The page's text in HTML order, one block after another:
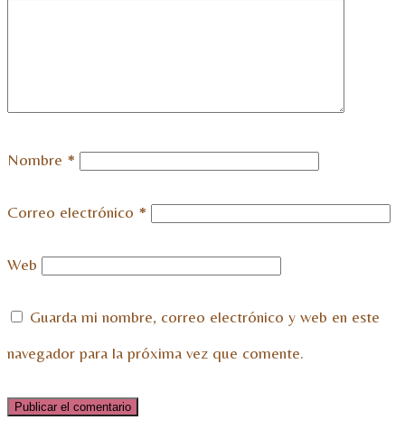
Nombre *
Correo electrónico *
Web
Guarda mi nombre, correo electrónico y web en este
navegador para la próxima vez que comente.